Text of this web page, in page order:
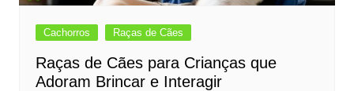
Cachorros Raças de Cães
Raças de Cães para Crianças que
Adoram Brincar e Interagir